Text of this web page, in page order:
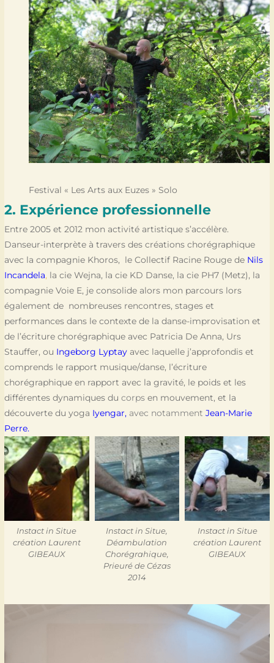
Festival « Les Arts aux Euzes » Solo
2. Expérience professionnelle
Entre 2005 et 2012 mon activité artistique s’accélère.
Danseur-interprète à travers des créations chorégraphique
avec la compagnie Khoros, le Collectif Racine Rouge de Nils
Incandela, la cie Wejna, la cie KD Danse, la cie PH7 (Metz), la
compagnie Voie E, je consolide alors mon parcours lors
également de nombreuses rencontres, stages et
performances dans le contexte de la danse-improvisation et
de l’écriture chorégraphique avec Patricia De Anna, Urs
Stauffer, ou Ingeborg Lyptay avec laquelle j’approfondis et
comprends le rapport musique/danse, l’écriture
chorégraphique en rapport avec la gravité, le poids et les
différentes dynamiques du corps en mouvement, et la
découverte du yoga Iyengar, avec notamment Jean-Marie
Perre.
Instact in Situe
création Laurent
GIBEAUX
Instact in Situe,
Déambulation
Chorégrahique,
Prieuré de Cézas
2014
Instact in Situe
création Laurent
GIBEAUX